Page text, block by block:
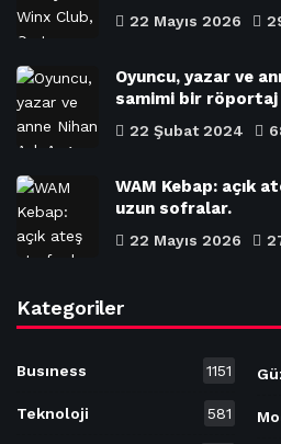
22 Mayıs 2026
Oyuncu, yazar ve
samimi bir röportaj
22 Şubat 2024
WAM Kebap: açık
uzun sofralar.
22 Mayıs 2026
Kategoriler
Busıness 1151
Teknoloji 581